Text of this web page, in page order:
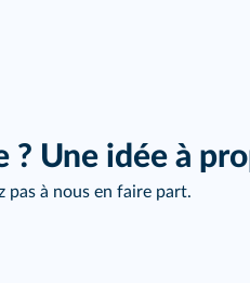
? Une idée à
pas à nous en faire part.